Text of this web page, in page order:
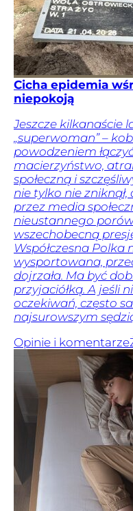
Cicha epidemia
niepokoją
Jeszcze kilkanaście
„superwoman” –
powodzeniem
macierzyństwo,
społeczną i
nie tylko nie
przez media
nieustannego
wszechobecną
Współczesna Polka
wysportowana,
dojrzała. Ma być
przyjaciółką. A jeśli
oczekiwań, często
najsurowszym
Opinie i komentarze